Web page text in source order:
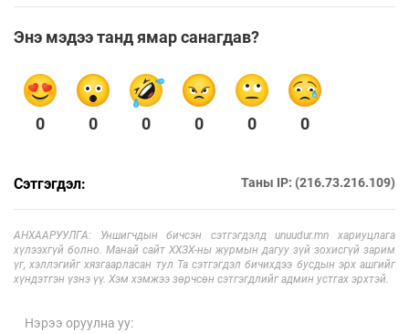
Энэ мэдээ танд ямар санагдав?
0 0 0 0 0 0
Сэтгэгдэл: Таны IP: (216.73.216.109)
АНХААРУУЛГА: Уншигчдын бичсэн сэтгэгдэлд unuudur.mn хариуцлага
хүлээхгүй болно. Манай сайт ХХЗХ-ны журмын дагуу зүй зохисгүй зарим
үг, хэллэгийг хязгаарласан тул Та сэтгэгдэл бичихдээ бусдын эрх ашгийг
хүндэтгэн үзнэ үү. Хэм хэмжээ зөрчсөн сэтгэгдлийг админ устгах эрхтэй.